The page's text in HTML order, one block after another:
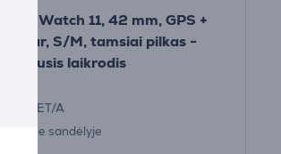
Apple Watch 11, 42 mm, GPS +
Cellular, S/M, tamsiai pilkas -
Išmanusis laikrodis
MF8A4ET/A
Turime sandėlyje